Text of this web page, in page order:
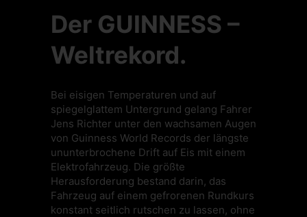
Der GUINNESS –
Weltrekord.
Bei eisigen Temperaturen und auf
spiegelglattem Untergrund gelang Fahrer
Jens Richter unter den wachsamen Augen
von Guinness World Records der längste
ununterbrochene Drift auf Eis mit einem
Elektrofahrzeug. Die größte
Herausforderung bestand darin, das
Fahrzeug auf einem gefrorenen Rundkurs
konstant seitlich rutschen zu lassen, ohne